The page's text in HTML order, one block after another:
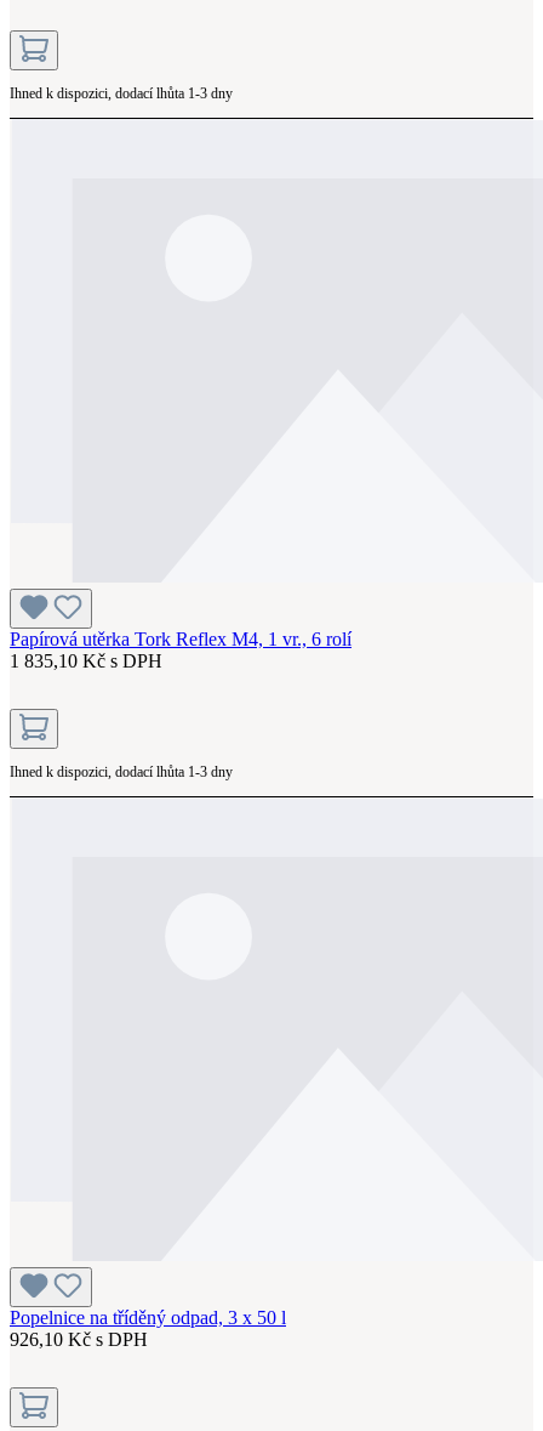
Ihned k dispozici, dodací lhůta 1-3 dny
Papírová utěrka Tork Reflex M4, 1 vr., 6 rolí
1 835,10 Kč s DPH
Ihned k dispozici, dodací lhůta 1-3 dny
Popelnice na tříděný odpad, 3 x 50 l
926,10 Kč s DPH